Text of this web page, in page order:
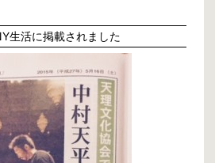
に芸能人やアーティストが政治の話をすると
。
だと思います。
な空気感。
を作って行く意識の低さを生んでいる原因の
のは自分自身、家族、恋人、友人という存在
、街というものをしっかり考えれない人は結
いでしょう。
NYから東京に行き、住み出すまでは大阪&関
2倍くらいかさほど変わらないと思っていま
生活に掲載されました